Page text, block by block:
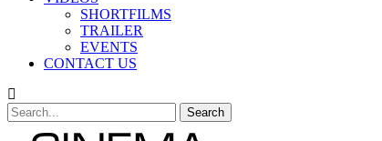
SHORTFILMS
TRAILER
EVENTS
CONTACT US